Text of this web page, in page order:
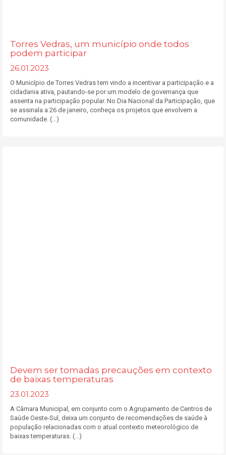
Torres Vedras, um município onde todos
podem participar
26.01.2023
O Município de Torres Vedras tem vindo a incentivar a participação e a
cidadania ativa, pautando-se por um modelo de governança que
assenta na participação popular. No Dia Nacional da Participação, que
se assinala a 26 de janeiro, conheça os projetos que envolvem a
comunidade. (...)
Devem ser tomadas precauções em contexto
de baixas temperaturas
23.01.2023
A Câmara Municipal, em conjunto com o Agrupamento de Centros de
Saúde Oeste-Sul, deixa um conjunto de recomendações de saúde à
população relacionadas com o atual contexto meteorológico de
baixas temperaturas. (...)